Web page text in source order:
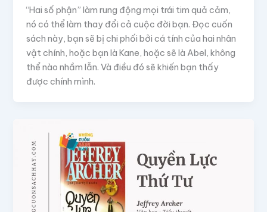
“Hai số phận” làm rung động mọi trái tim quả cảm,
nó có thể làm thay đổi cả cuộc đời bạn. Đọc cuốn
sách này, bạn sẽ bị chi phối bởi cá tính của hai nhân
vật chính, hoặc bạn là Kane, hoặc sẽ là Abel, không
thể nào nhầm lẫn. Và điều đó sẽ khiến bạn thấy
được chính mình.